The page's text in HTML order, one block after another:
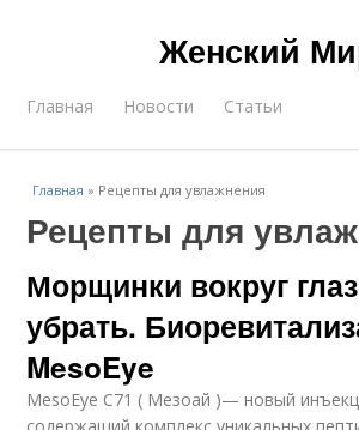
Женский
Главная Новости Статьи
Главная » Рецепты для увлажнения
Рецепты для
Морщинки вокруг
убрать.
MesoEye
MesoEye C71 ( Мезоай )— новый